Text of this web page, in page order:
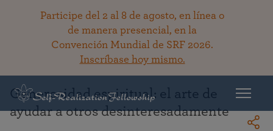
Participe del 2 al 8 de agosto, en línea o
de manera presencial, en la
Convención Mundial de SRF 2026.
Inscríbase hoy mismo.
Regresar a la bibioteca
Generosidad espiritual: el arte de
ayudar a otros desinteresadamente